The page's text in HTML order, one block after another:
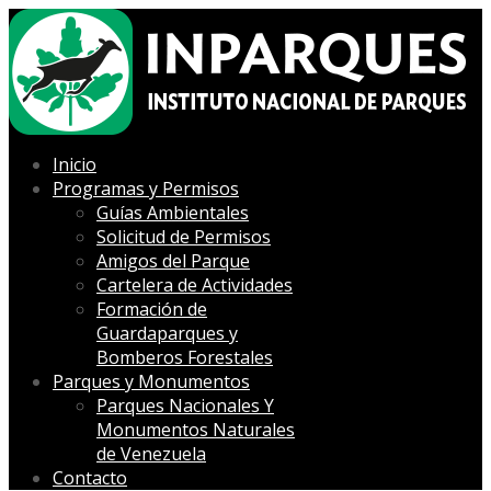
Inicio
Programas y Permisos
Guías Ambientales
Solicitud de Permisos
Amigos del Parque
Cartelera de Actividades
Formación de
Guardaparques y
Bomberos Forestales
Parques y Monumentos
Parques Nacionales Y
Monumentos Naturales
de Venezuela
Contacto